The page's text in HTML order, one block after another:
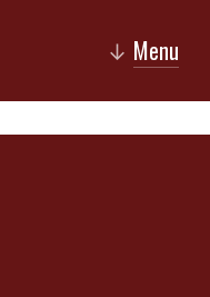
↓ Menu